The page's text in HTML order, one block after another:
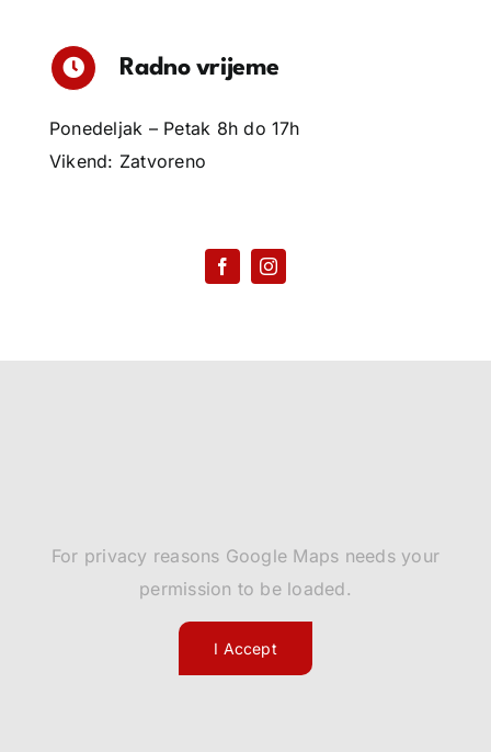
Radno vrijeme
Ponedeljak – Petak 8h do 17h
Vikend: Zatvoreno
For privacy reasons Google Maps needs your
permission to be loaded.
I Accept